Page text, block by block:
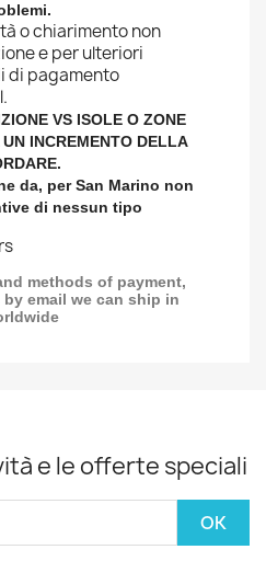
o chiarimento non
e per ulteriori
di pagamento
VS ISOLE O ZONE
INCREMENTO DELLA
da, per San Marino non
di nessun tipo
methods of payment,
email we can ship in
e le offerte speciali